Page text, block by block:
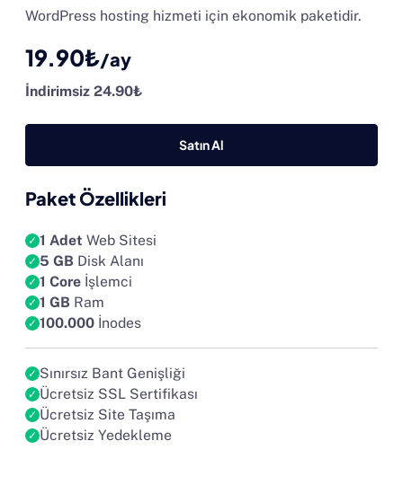
WordPress hosting hizmeti için ekonomik paketidir.
19.90₺/ay
İndirimsiz 24.90₺
Satın Al
Paket Özellikleri
1 Adet Web Sitesi
5 GB Disk Alanı
1 Core İşlemci
1 GB Ram
100.000 İnodes
Sınırsız Bant Genişliği
Ücretsiz SSL Sertifikası
Ücretsiz Site Taşıma
Ücretsiz Yedekleme